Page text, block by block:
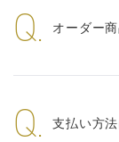
Q. オーダー
Q. 支払い方